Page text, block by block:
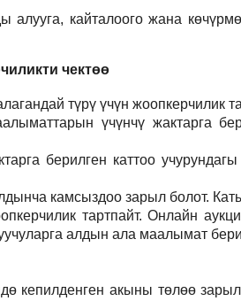
кайталоого жана
чектөө
түрү үчүн жоопкерчилик
үчүнчү жактарга
берилген каттоо
камсыздоо зарылболот.
тартпайт. Онлайн
алдын ала маалымат
кепилденген акыны төлөө